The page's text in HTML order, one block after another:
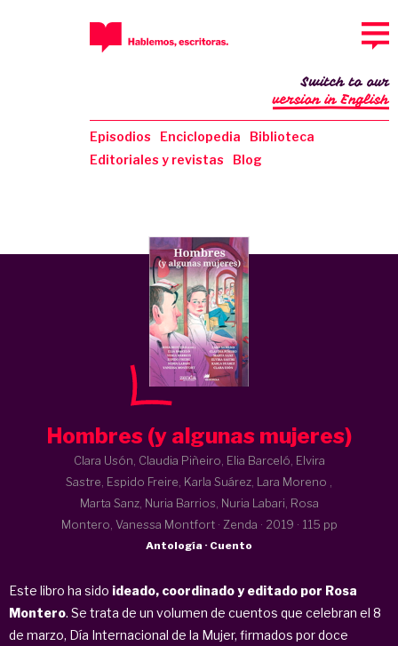
Episodios Enciclopedia
Biblioteca
Editoriales y revistas
Blog
Switch to our
version in English
Hombres (y algunas mujeres)
Clara Usón, Claudia Piñeiro, Elia Barceló, Elvira
Sastre, Espido Freire, Karla Suárez, Lara Moreno ,
Marta Sanz, Nuria Barrios, Nuria Labari, Rosa
Montero, Vanessa Montfort · Zenda · 2019 · 115 pp
Antología · Cuento
Este libro ha sido ideado, coordinado y editado por Rosa
Montero. Se trata de un volumen de cuentos que celebran el 8
de marzo, Día Internacional de la Mujer, firmados por doce